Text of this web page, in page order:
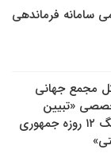
سامانه فرماندهی
مجمع جهانی
«تبیین
روایت‌ها و پاسخ به شبهات جنگ ۱۲ روزه جمهوری